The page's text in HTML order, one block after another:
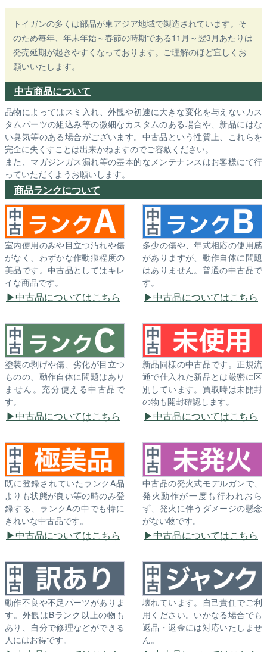
トイガンの多くは部品が東アジア地域で製造されています。そ
のため毎年、年末年始～春節の時期である11月～翌3月あたりは
発売延期が起きやすくなっております。ご理解のほど宜しくお
願いいたします。
中古商品について
品物によってはスミ入れ、外観や初速に大きな変化を与えないカス
タムパーツの組込み等の微細なカスタムのある場合や、新品にはな
い臭気等のある場合がございます。中古品という性質上、これらを
完全に失くすことは出来かねますのでご容赦ください。
また、マガジンガス漏れ等の基本的なメンテナンスはお客様にて行
っていただくようお願いします。
商品ランクについて
室内使用のみや目立つ汚れや傷
がなく、わずかな作動痕程度の
美品です。中古品としてはキレ
イな商品です。
中古品についてはこちら
多少の傷や、年式相応の使用感
がありますが、動作自体に問題
はありません。普通の中古品で
す。
中古品についてはこちら
塗装の剥げや傷、劣化が目立つ
ものの、動作自体に問題はあり
ません。充分使える中古品で
す。
中古品についてはこちら
新品同様の中古品です。正規流
通で仕入れた新品とは厳密に区
別しています。買取時は未開封
の物も開封確認します。
中古品についてはこちら
既に登録されていたランクA品
よりも状態が良い等の時のみ登
録する、ランクAの中でも特に
きれいな中古品です。
中古品についてはこちら
中古品の発火式モデルガンで、
発火動作が一度も行われおら
ず、発火に伴うダメージの懸念
がない物です。
中古品についてはこちら
動作不良や不足パーツがありま
す。外観はBランク以上の物も
あり、自分で修理などができる
人にはお得です。
壊れています。自己責任でご利
用ください。いかなる場合でも
返品・返金には対応いたしませ
ん。